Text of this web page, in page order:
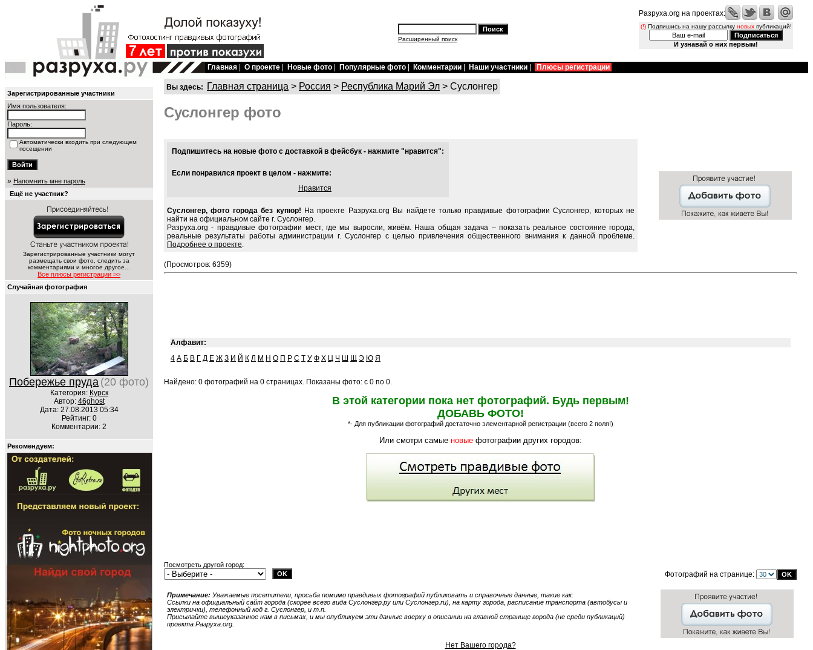
Расширенный поиск
Разруха.org на проектах:
(!)Подпишись на нашу рассылку новыхпубликаций!
И узнавай о них первым!
Главная О проекте Новые фото Популярные фото Комментарии Наши участники Плюсы регистрации
Зарегистрированные участники
Имя пользователя:
Пароль:
Автоматически входить при следующем
посещении
» Напомнить мне пароль
Ещё не участник?
Зарегистрированные участники могут
размещать свои фото, следить за
комментариями и многое другое...
Все плюсы регистрации >>
Случайная фотография
Побережье пруда (20 фото)
Категория: Курск
Автор: 46ghost
Дата: 27.08.2013 05:34
Рейтинг: 0
Комментарии: 2
Рекомендуем:
Вы здесь: Главная страница > Россия > Республика Марий Эл > Суслонгер
Суслонгер фото
Подпишитесь на новые фото с доставкой в фейсбук - нажмите "нравится":
Если понравился проект в целом - нажмите:
Нравится
Суслонгер, фото города без купюр! На проекте Разруха.org Вы найдете только правдивые фотографии Суслонгер, которых не
найти на официальном сайте г. Суслонгер.
Разруха.org - правдивые фотографии мест, где мы выросли, живём. Наша общая задача – показать реальное состояние города,
реальные результаты работы администрации г. Суслонгер с целью привлечения общественного внимания к данной проблеме.
Подробнее о проекте.
(Просмотров: 6359)
Алфавит:
4 А Б В Г Д Е Ж З И Й К Л М Н О П Р С Т У Ф Х Ц Ч Ш Щ Э Ю Я
Найдено: 0 фотографий на 0 страницах. Показаны фото: с 0 по 0.
В этой категории пока нет фотографий. Будь первым!
ДОБАВЬ ФОТО!
*- Для публикации фотографий достаточно элементарной регистрации (всего 2 поля!)
Или смотри самые новыефотографии других городов:
Посмотреть другой город:
Фотографий на странице:
Примечание: Уважаемые посетители, просьба помимо правдивых фотографий публиковать и справочные данные, такие как:
Ссылки на официальный сайт города (скорее всего вида Суслонгер.ру или Суслонгер.ru), на карту города, расписание транспорта (автобусы и
электрички), телефонный код г. Суслонгер, и т.п.
Присылайте вышеуказанное нам в письмах, и мы опубликуем эти данные вверху в описании на главной странице города (не среди публикаций)
проекта Разруха.org.
Нет Вашего города?